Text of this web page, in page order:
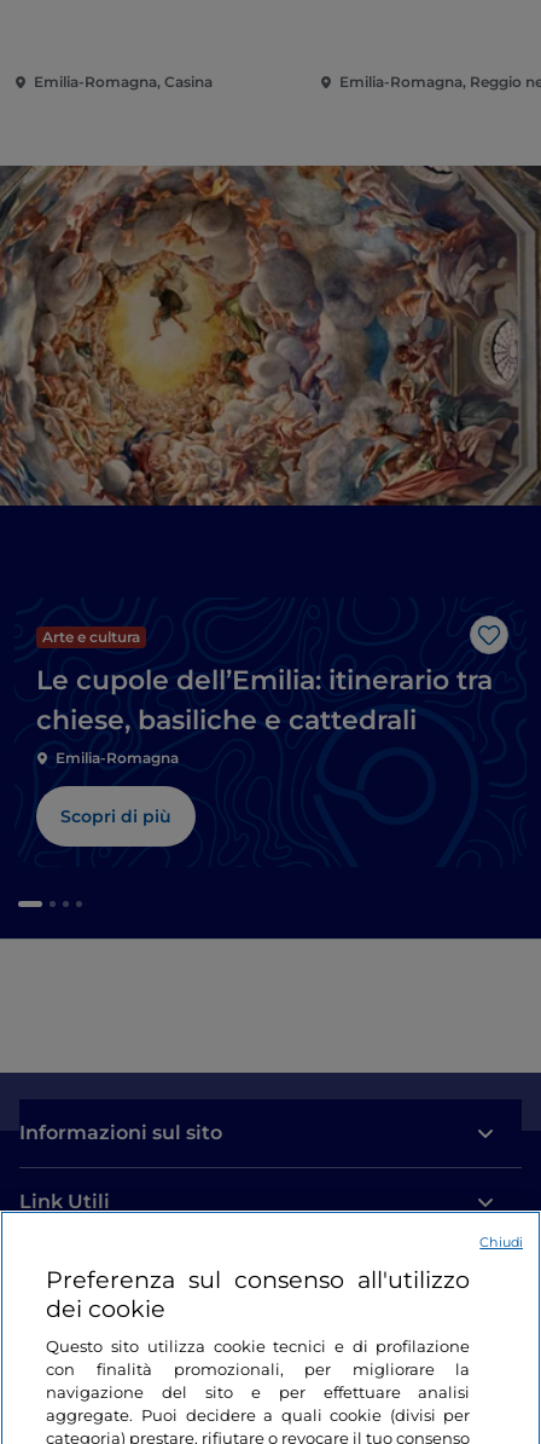
Emilia-Romagna, Casina Emilia-Romagna, Reggio
Like
Arte e cultura
Le cupole dell’Emilia: itinerario tra
chiese, basiliche e cattedrali
Emilia-Romagna
Scopri di più
Informazioni sul sito
Link Utili
Login
Restiamo in contatto
Preferenza sul consenso all'utilizzo
dei cookie
Questo sito utilizza cookie tecnici e di profilazione
con finalità promozionali, per migliorare la
navigazione del sito e per effettuare analisi
aggregate. Puoi decidere a quali cookie (divisi per
categoria) prestare, rifiutare o revocare il tuo consenso
Chiudi